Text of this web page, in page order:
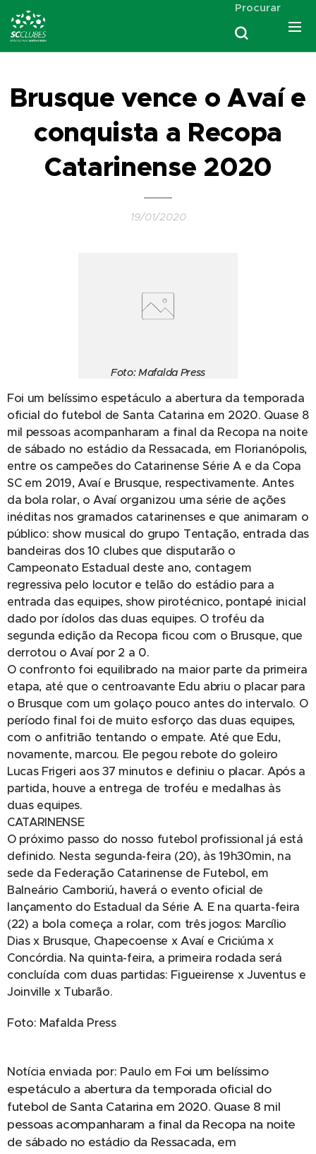
Procurar
Brusque vence o Avaí e
conquista a Recopa
Catarinense 2020
19/01/2020
Foto: Mafalda Press
Foi um belíssimo espetáculo a abertura da temporada
oficial do futebol de Santa Catarina em 2020. Quase 8
mil pessoas acompanharam a final da Recopa na noite
de sábado no estádio da Ressacada, em Florianópolis,
entre os campeões do Catarinense Série A e da Copa
SC em 2019, Avaí e Brusque, respectivamente. Antes
da bola rolar, o Avaí organizou uma série de ações
inéditas nos gramados catarinenses e que animaram o
público: show musical do grupo Tentação, entrada das
bandeiras dos 10 clubes que disputarão o
Campeonato Estadual deste ano, contagem
regressiva pelo locutor e telão do estádio para a
entrada das equipes, show pirotécnico, pontapé inicial
dado por ídolos das duas equipes. O troféu da
segunda edição da Recopa ficou com o Brusque, que
derrotou o Avaí por 2 a 0.
O confronto foi equilibrado na maior parte da primeira
etapa, até que o centroavante Edu abriu o placar para
o Brusque com um golaço pouco antes do intervalo. O
período final foi de muito esforço das duas equipes,
com o anfitrião tentando o empate. Até que Edu,
novamente, marcou. Ele pegou rebote do goleiro
Lucas Frigeri aos 37 minutos e definiu o placar. Após a
partida, houve a entrega de troféu e medalhas às
duas equipes.
CATARINENSE
O próximo passo do nosso futebol profissional já está
definido. Nesta segunda-feira (20), às 19h30min, na
sede da Federação Catarinense de Futebol, em
Balneário Camboriú, haverá o evento oficial de
lançamento do Estadual da Série A. E na quarta-feira
(22) a bola começa a rolar, com três jogos: Marcílio
Dias x Brusque, Chapecoense x Avaí e Criciúma x
Concórdia. Na quinta-feira, a primeira rodada será
concluída com duas partidas: Figueirense x Juventus e
Joinville x Tubarão.
Foto: Mafalda Press
Notícia enviada por: Paulo em Foi um belíssimo
espetáculo a abertura da temporada oficial do
futebol de Santa Catarina em 2020. Quase 8 mil
pessoas acompanharam a final da Recopa na noite
de sábado no estádio da Ressacada, em